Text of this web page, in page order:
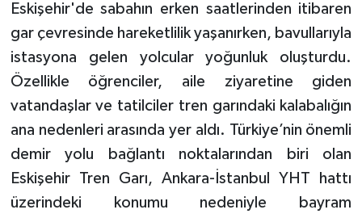
Eskişehir'de sabahın erken saatlerinden itibaren
gar çevresinde hareketlilik yaşanırken, bavullarıyla
istasyona gelen yolcular yoğunluk oluşturdu.
Özellikle öğrenciler, aile ziyaretine giden
vatandaşlar ve tatilciler tren garındaki kalabalığın
ana nedenleri arasında yer aldı. Türkiye’nin önemli
demir yolu bağlantı noktalarından biri olan
Eskişehir Tren Garı, Ankara-İstanbul YHT hattı
üzerindeki konumu nedeniyle bayram